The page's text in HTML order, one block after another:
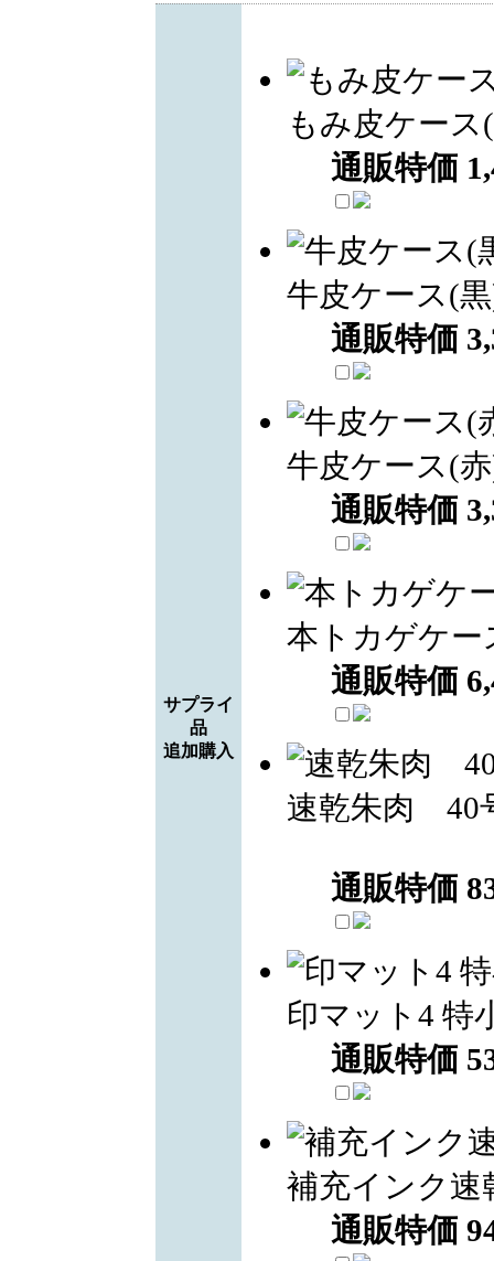
サプライ
品
追加購入
もみ皮ケース
通販特価
牛皮ケース(
通販特価
牛皮ケース(
通販特価
本トカゲケー
通販特価
速乾朱肉 40
通販特価
印マット4 特
通販特価
補充インク速
通販特価